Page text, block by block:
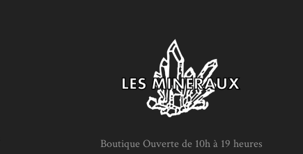
Boutique Ouverte de 10h à 19 heures